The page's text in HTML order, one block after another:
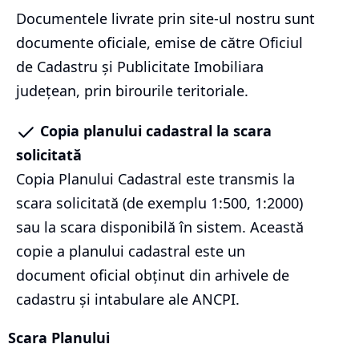
Documentele livrate prin site-ul nostru sunt
documente oficiale, emise de către Oficiul
de Cadastru și Publicitate Imobiliara
județean, prin birourile teritoriale.
Copia planului cadastral la scara
solicitată
Copia Planului Cadastral este transmis la
scara solicitată (de exemplu 1:500, 1:2000)
sau la scara disponibilă în sistem. Această
copie a planului cadastral este un
document oficial obținut din arhivele de
cadastru și intabulare ale ANCPI.
Scara Planului